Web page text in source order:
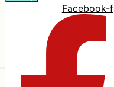
Facebook-f